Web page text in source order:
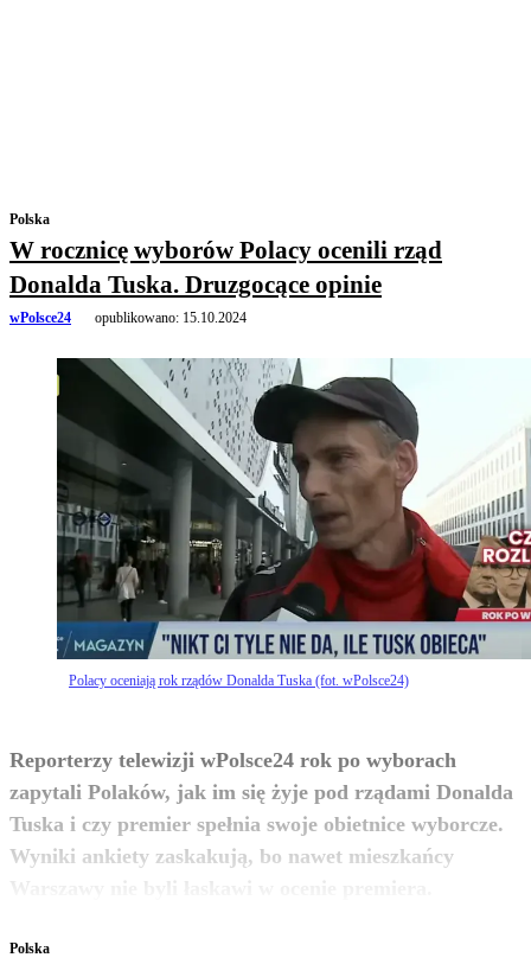
Polska
W rocznicę wyborów Polacy ocenili rząd
Donalda Tuska. Druzgocące opinie
wPolsce24 opublikowano: 15.10.2024
Polacy oceniają rok rządów Donalda Tuska (fot. wPolsce24)
Reporterzy telewizji wPolsce24 rok po wyborach
zapytali Polaków, jak im się żyje pod rządami Donalda
Tuska i czy premier spełnia swoje obietnice wyborcze.
Wyniki ankiety zaskakują, bo nawet mieszkańcy
zobacz więcej
Polska